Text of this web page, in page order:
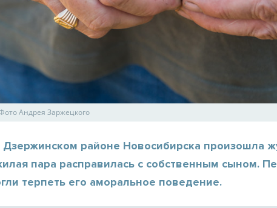
Андрея Заржецкого
Дзержинском районе Новосибирска произошла
пара расправилась с собственным сыном.
терпеть его аморальное поведение.